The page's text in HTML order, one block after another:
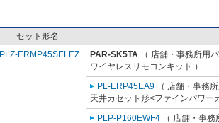
セット形名
PLZ-ERMP45SELEZ
PAR-SK5TA （ 店舗・事務所用
ワイヤレスリモコンキット ）
PL-ERP45EA9 （ 店舗・事務
天井カセット形<ファインパワー
PLP-P160EWF4 （ 店舗・事